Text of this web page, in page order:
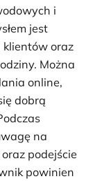
i
jest
klientów oraz
Można
online,
dobrą
na
podejście
powinien